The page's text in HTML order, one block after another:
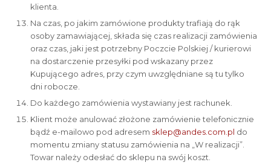
klienta.
Na czas, po jakim zamówione produkty trafiają do rąk
osoby zamawiającej, składa się czas realizacji zamówienia
oraz czas, jaki jest potrzebny Poczcie Polskiej / kurierowi
na dostarczenie przesyłki pod wskazany przez
Kupującego adres, przy czym uwzględniane są tu tylko
dni robocze.
Do każdego zamówienia wystawiany jest rachunek.
Klient może anulować złożone zamówienie telefonicznie
bądź e-mailowo pod adresem sklep@andes.com.pl do
momentu zmiany statusu zamówienia na „W realizacji”.
Towar należy odesłać do sklepu na swój koszt.